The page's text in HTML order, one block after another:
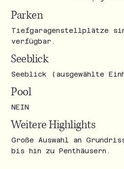
Parken
Tiefgaragenstellplätze
verfügbar.
Seeblick
Seeblick (ausgewählte
Pool
NEIN
Weitere Highlights
Große Auswahl an
bis hin zu Penthäusern.